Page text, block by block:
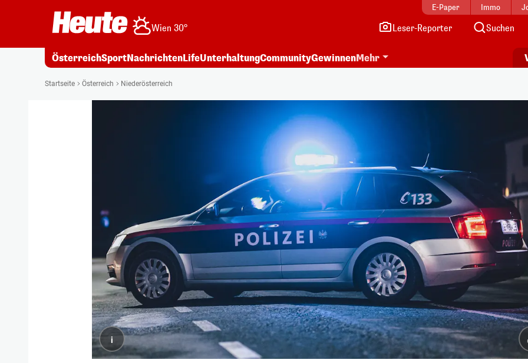
E-Paper Immo
Wien 30° Leser-Reporter Suchen
ÖsterreichSportNachrichtenLifeUnterhaltungCommunityGewinnenMehr
Startseite Österreich Niederösterreich
i